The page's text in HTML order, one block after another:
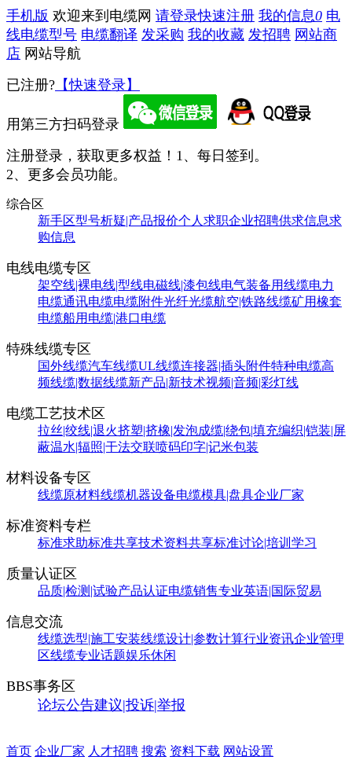
手机版 欢迎来到电缆网 请登录快速注册 我的信息0 电
线电缆型号 电缆翻译 发采购 我的收藏 发招聘 网站商
店 网站导航
已注册? 【快速登录】
用第三方扫码登录
注册登录，获取更多权益！ 1、每日签到。
2、更多会员功能。
综合区
新手区型号析疑|产品报价个人求职企业招聘供求信息求
购信息
电线电缆专区
架空线|裸电线|型线电磁线|漆包线电气装备用线缆电力
电缆通讯电缆电缆附件光纤光缆航空|铁路线缆矿用橡套
电缆船用电缆|港口电缆
特殊线缆专区
国外线缆汽车线缆UL线缆连接器|插头附件特种电缆高
频线缆|数据线缆新产品|新技术视频|音频|彩灯线
电缆工艺技术区
拉丝|绞线|退火挤塑|挤橡|发泡成缆|绕包|填充编织|铠装|屏
蔽温水|辐照|干法交联喷码印字|记米包装
材料设备专区
线缆原材料线缆机器设备电缆模具|盘具企业厂家
标准资料专栏
标准求助标准共享技术资料共享标准讨论|培训学习
质量认证区
品质|检测|试验产品认证电缆销售专业英语|国际贸易
信息交流
线缆选型|施工安装线缆设计|参数计算行业资讯企业管理
区线缆专业话题娱乐休闲
BBS事务区
论坛公告建议|投诉|举报
首页 企业厂家 人才招聘 搜索 资料下载 网站设置